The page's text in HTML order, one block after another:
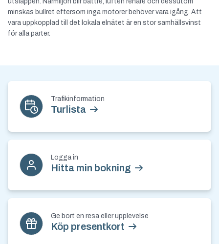
minskas bullret eftersom inga motorer behöver vara igång. Att
vara uppkopplad till det lokala elnätet är en stor samhällsvinst
för alla parter.
Trafikinformation
Turlista
Logga in
Hitta min bokning
Ge bort en resa eller upplevelse
Köp presentkort